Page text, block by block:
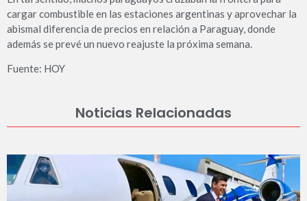
cargar combustible en las estaciones argentinas y aprovechar la
abismal diferencia de precios en relación a Paraguay, donde
además se prevé un nuevo reajuste la próxima semana.
Fuente: HOY
Noticias Relacionadas